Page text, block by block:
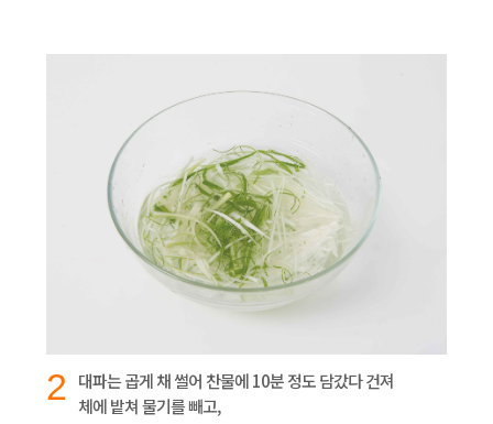
2 대파는 곱게 채 썰어 찬물에 10분 정도 담갔다 건져
체에 밭쳐 물기를 빼고,